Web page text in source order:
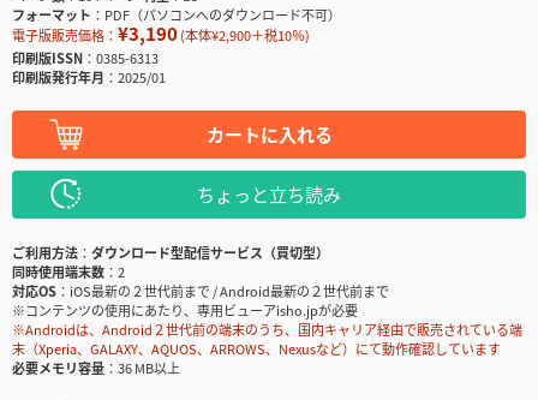
フォーマット
PDF（パソコンへのダウンロード不可）
電子版販売価格： ¥3,190(本体¥2,900＋税10％)
印刷版ISSN
0385-6313
印刷版発行年月
2025/01
カートに入れる
ちょっと立ち読み
ご利用方法
ダウンロード型配信サービス（買切型）
同時使用端末数
2
対応OS
iOS最新の２世代前まで / Android最新の２世代前まで
※コンテンツの使用にあたり、専用ビューアisho.jpが必要
※Androidは、Android２世代前の端末のうち、国内キャリア経由で販売されている端
末（Xperia、GALAXY、AQUOS、ARROWS、Nexusなど）にて動作確認しています
必要メモリ容量
36 MB以上